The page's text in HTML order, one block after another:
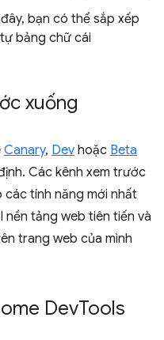
bạn có thể sắp xếp
bảng chữ cái
xuống
Canary, Dev hoặc Beta
Các kênh xem trước
tính năng mới nhất
nền tảng web tiên tiến và
trang web của mình
DevTools